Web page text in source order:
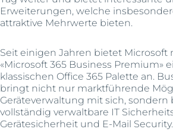
Erweiterungen, welche
attraktive Mehrwerte bieten.
Seit einigen Jahren bietet Microsoft
«Microsoft 365 Business Premium»
klassischen Office 365 Palette an.
bringt nicht nur marktführende
Geräteverwaltung mit sich,
vollständig verwaltbare IT
Gerätesicherheit und E-Mail Security.